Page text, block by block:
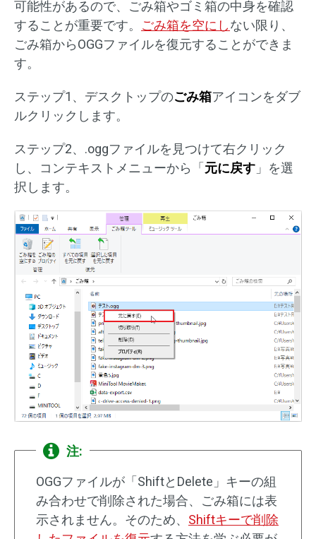
可能性があるので、ごみ箱やゴミ箱の中身を確認
することが重要です。 ごみ箱を空にしない限り、
ごみ箱からOGGファイルを復元することができま
す。
ステップ1、デスクトップのごみ箱アイコンをダブ
ルクリックします。
ステップ2、.oggファイルを見つけて右クリック
し、コンテキストメニューから「 元に戻す 」を選
択します。
注:
OGGファイルが「ShiftとDelete」キーの組
み合わせで削除された場合、ごみ箱には表
示されません。そのため、 Shiftキーで削除